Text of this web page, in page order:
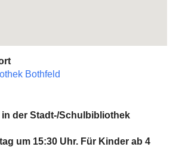
Bothfeld
der Stadt-/Schulbibliothek
um 15:30 Uhr. Für Kinder ab 4